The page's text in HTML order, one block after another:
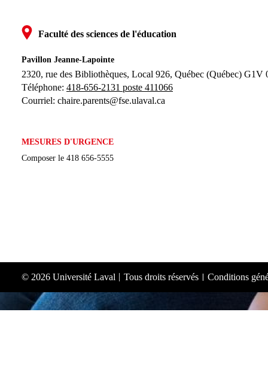
Faculté des sciences de l'éducation
Pavillon Jeanne-Lapointe
2320, rue des Bibliothèques, Local 926, Québec (Québec) G1V
Téléphone: 418-656-2131 poste 411066
Courriel: chaire.parents@fse.ulaval.ca
MESURES D'URGENCE
Composer le 418 656-5555
© 2026 Université Laval Tous droits réservés Conditions